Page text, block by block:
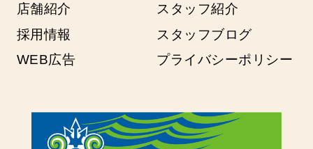
店舗紹介
スタッフ紹介
採用情報
スタッフブログ
WEB広告
プライバシーポリシー